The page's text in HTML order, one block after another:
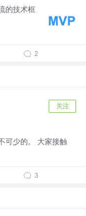
的技术框
2
关注
可少的。 大家接触
3